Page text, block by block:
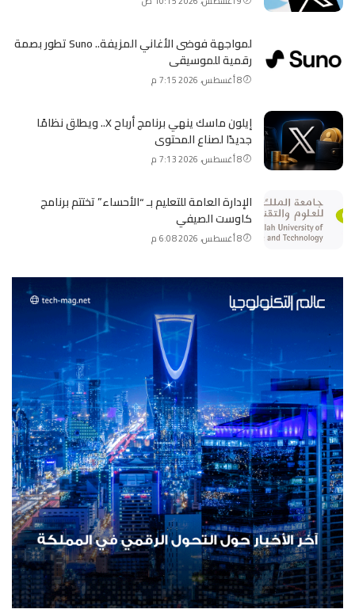
لمواجهة فوضى الأغاني المزيفة.. Suno تطور بصمة
رقمية للموسيقى
8 أغسطس، 2026 7:15 م
إيلون ماسك ينهي برنامج أرباح X.. ويطلق نظامًا
جديدًا لصناع المحتوى
8 أغسطس، 2026 7:13 م
الإدارة العامة للتعليم بـ “الأحساء” تختتم برنامج
كاوست الصيفي
8 أغسطس، 2026 6:08 م